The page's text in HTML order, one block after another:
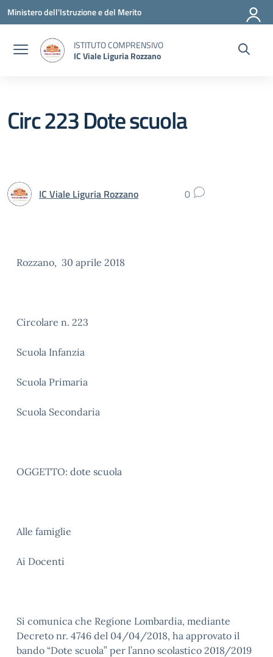
Vai ai contenuti
Vai al menu di navigazione
Vai al footer
Ministero dell'Istruzione e del Merito
ISTITUTO COMPRENSIVO
IC Viale Liguria Rozzano
Circ 223 Dote scuola
IC Viale Liguria Rozzano 0
Rozzano, 30 aprile 2018
Circolare n. 223
Scuola Infanzia
Scuola Primaria
Scuola Secondaria
OGGETTO: dote scuola
Alle famiglie
Ai Docenti
Si comunica che Regione Lombardia, mediante
Decreto nr. 4746 del 04/04/2018, ha approvato il
bando “Dote scuola” per l’anno scolastico 2018/2019